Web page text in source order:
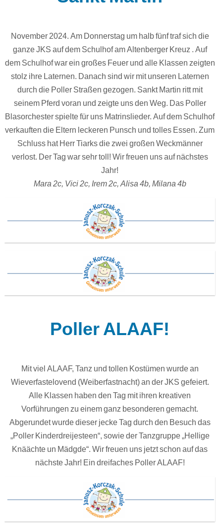
November 2024. Am Donnerstag um halb fünf traf sich die
ganze JKS auf dem Schulhof am Altenberger Kreuz . Auf
dem Schulhof war ein großes Feuer und alle Klassen zeigten
stolz ihre Laternen. Danach sind wir mit unseren Laternen
durch die Poller Straßen gezogen. Sankt Martin ritt mit
seinem Pferd voran und zeigte uns den Weg. Das Poller
Blasorchester spielte für uns Matrinslieder. Auf dem Schulhof
verkauften die Eltern leckeren Punsch und tolles Essen. Zum
Schluss hat Herr Tiarks die zwei großen Weckmänner
verlost. Der Tag war sehr toll! Wir freuen uns auf nächstes
Jahr!
Mara 2c, Vici 2c, Irem 2c, Alisa 4b, Milana 4b
Poller ALAAF!
Mit viel ALAAF, Tanz und tollen Kostümen wurde an
Wieverfastelovend (Weiberfastnacht) an der JKS gefeiert.
Alle Klassen haben den Tag mit ihren kreativen
Vorführungen zu einem ganz besonderen gemacht.
Abgerundet wurde dieser jecke Tag durch den Besuch das
„Poller Kinderdreijesteen“, sowie der Tanzgruppe „Hellige
Knäächte un Mädgde“. Wir freuen uns jetzt schon auf das
nächste Jahr! Ein dreifaches Poller ALAAF!